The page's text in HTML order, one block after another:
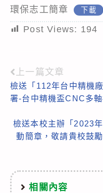
環保志工簡章 下載
Post Views: 194
Read
more
上一篇文章
檢送「112年台中精機
署-台中精機盃CNC多軸
檢送本校主辦「2023
動簡章，敬請貴校鼓
相關內容